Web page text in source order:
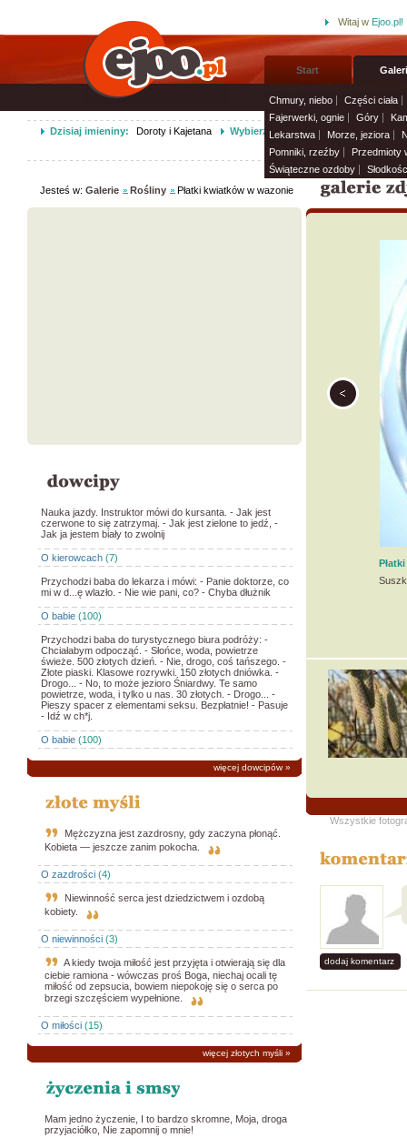
Witaj w Ejoo.pl!
Start
Chmury, niebo
Części ciała
Fajerwerki, ognie
Góry
Lekarstwa
Morze, jeziora
Pomniki, rzeźby
Przedmioty
Świąteczne ozdoby
Dzisiaj imieniny: Doroty i Kajetana Wybierz życzenia imieninowe i
Jesteś w:Galerie Rośliny Płatki kwiatków w wazonie
Nauka jazdy. Instruktor mówi do kursanta. - Jak jest
czerwone to się zatrzymaj. - Jak jest zielone to jedź, -
Jak ja jestem biały to zwolnij
O kierowcach (7)
Przychodzi baba do lekarza i mówi: - Panie doktorze, co
mi w d...ę wlazło. - Nie wie pani, co? - Chyba dłużnik
O babie (100)
Przychodzi baba do turystycznego biura podróży: -
Chciałabym odpocząć. - Słońce, woda, powietrze
świeże. 500 złotych dzień. - Nie, drogo, coś tańszego. -
Złote piaski. Klasowe rozrywki. 150 złotych dniówka. -
Drogo... - No, to może jezioro Śniardwy. Te samo
powietrze, woda, i tylko u nas. 30 złotych. - Drogo... -
Pieszy spacer z elementami seksu. Bezpłatnie! - Pasuje
- Idź w ch*j.
O babie (100)
więcej dowcipów»
Mężczyzna jest zazdrosny, gdy zaczyna płonąć.
Kobieta — jeszcze zanim pokocha.
O zazdrości (4)
Niewinność serca jest dziedzictwem i ozdobą
kobiety.
O niewinności (3)
A kiedy twoja miłość jest przyjęta i otwierają się dla
ciebie ramiona - wówczas proś Boga, niechaj ocali tę
miłość od zepsucia, bowiem niepokoję się o serca po
brzegi szczęściem wypełnione.
O miłości (15)
więcej złotych myśli »
Mam jedno życzenie, I to bardzo skromne, Moja, droga
przyjaciółko, Nie zapomnij o mnie!
Wszystkie
dodaj komentarz